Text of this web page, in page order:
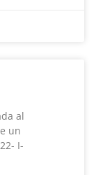
al
un
I-